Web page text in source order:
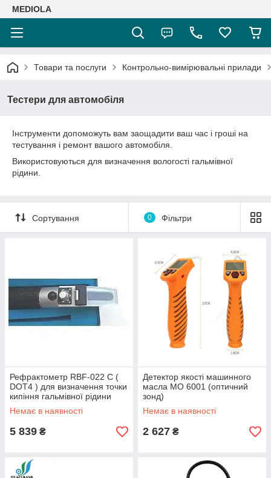
MEDIOLA
Товари та послуги Контрольно-вимірювальні прилади
Тестери для автомобіля
Інструменти допоможуть вам заощадити ваш час і гроші на
тестування і ремонт вашого автомобіля.
Використовуються для визначення вологості гальмівної
рідини.
Сортування 0 Фільтри
Рефрактометр RBF-022 C (
DOT4 ) для визначення точки
кипіння гальмівної рідини
DOT4 і DOT4+ (125-275 С)
Немає в наявності
5 839 ₴
Детектор якості машинного
масла MO 6001 (оптичний
зонд)
Немає в наявності
2 627 ₴